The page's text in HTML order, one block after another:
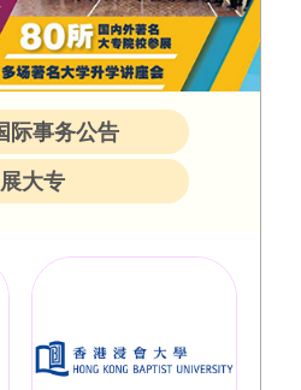
际事务公告
大专